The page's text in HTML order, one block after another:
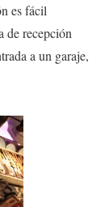
es fácil
de recepción
a un garaje,